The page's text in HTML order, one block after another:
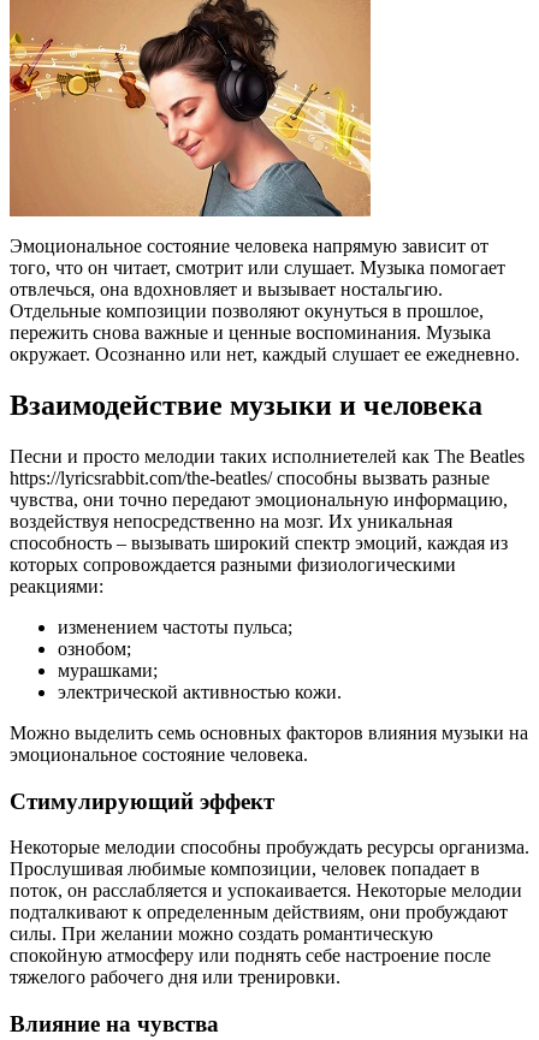
Эмоциональное состояние человека напрямую зависит от
того, что он читает, смотрит или слушает. Музыка помогает
отвлечься, она вдохновляет и вызывает ностальгию.
Отдельные композиции позволяют окунуться в прошлое,
пережить снова важные и ценные воспоминания. Музыка
окружает. Осознанно или нет, каждый слушает ее ежедневно.
Взаимодействие музыки и человека
Песни и просто мелодии таких исполниетелей как The Beatles
https://lyricsrabbit.com/the-beatles/ способны вызвать разные
чувства, они точно передают эмоциональную информацию,
воздействуя непосредственно на мозг. Их уникальная
способность – вызывать широкий спектр эмоций, каждая из
которых сопровождается разными физиологическими
реакциями:
изменением частоты пульса;
ознобом;
мурашками;
электрической активностью кожи.
Можно выделить семь основных факторов влияния музыки на
эмоциональное состояние человека.
Стимулирующий эффект
Некоторые мелодии способны пробуждать ресурсы организма.
Прослушивая любимые композиции, человек попадает в
поток, он расслабляется и успокаивается. Некоторые мелодии
подталкивают к определенным действиям, они пробуждают
силы. При желании можно создать романтическую
спокойную атмосферу или поднять себе настроение после
тяжелого рабочего дня или тренировки.
Влияние на чувства